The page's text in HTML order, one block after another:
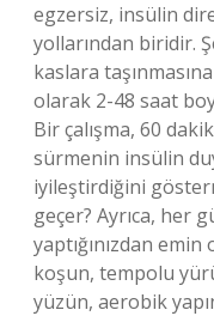
egzersiz, insülin
yollarından biridir.
kaslara
olarak 2-48 saat
Bir çalışma, 60
sürmenin insülin
iyileştirdiğini
geçer? Ayrıca, her
yaptığınızdan emin
koşun, tempolu
yüzün, aerobik